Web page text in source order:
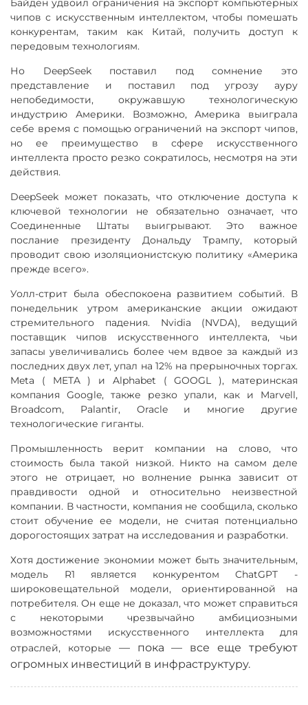
Байден удвоил ограничения на экспорт компьютерных
чипов с искусственным интеллектом, чтобы помешать
конкурентам, таким как Китай, получить доступ к
передовым технологиям.
Но DeepSeek поставил под сомнение это
представление и поставил под угрозу ауру
непобедимости, окружавшую технологическую
индустрию Америки. Возможно, Америка выиграла
себе время с помощью ограничений на экспорт чипов,
но ее преимущество в сфере искусственного
интеллекта просто резко сократилось, несмотря на эти
действия.
DeepSeek может показать, что отключение доступа к
ключевой технологии не обязательно означает, что
Соединенные Штаты выигрывают. Это важное
послание президенту Дональду Трампу, который
проводит свою изоляционистскую политику «Америка
прежде всего».
Уолл-стрит была обеспокоена развитием событий. В
понедельник утром американские акции ожидают
стремительного падения. Nvidia (NVDA), ведущий
поставщик чипов искусственного интеллекта, чьи
запасы увеличивались более чем вдвое за каждый из
последних двух лет, упал на 12% на прерыночных торгах.
Meta ( META ) и Alphabet ( GOOGL ), материнская
компания Google, также резко упали, как и Marvell,
Broadcom, Palantir, Oracle и многие другие
технологические гиганты.
Промышленность верит компании на слово, что
стоимость была такой низкой. Никто на самом деле
этого не отрицает, но волнение рынка зависит от
правдивости одной и относительно неизвестной
компании. В частности, компания не сообщила, сколько
стоит обучение ее модели, не считая потенциально
дорогостоящих затрат на исследования и разработки.
Хотя достижение экономии может быть значительным,
модель R1 является конкурентом ChatGPT -
широковещательной модели, ориентированной на
потребителя. Он еще не доказал, что может справиться
с некоторыми чрезвычайно амбициозными
возможностями искусственного интеллекта для
отраслей, которые —пока— все еще требуют
огромных инвестиций в инфраструктуру.